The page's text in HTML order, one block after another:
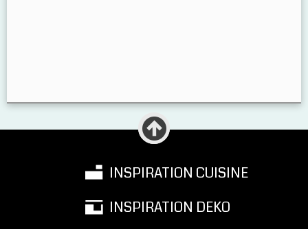
INSPIRATION CUISINE
INSPIRATION DEKO